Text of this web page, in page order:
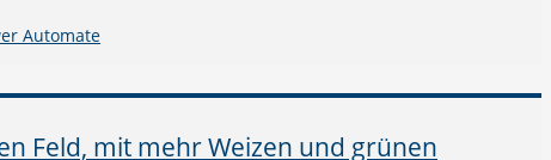
Automate